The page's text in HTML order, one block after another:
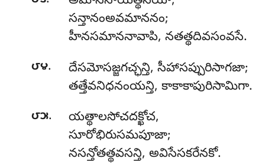
సన్తానంఅవమాననం;
హీనసమాననావాపి, నతత్థదివసంవసే.
౮౪.
దేసమోసజ్జగచ్ఛన్తి, సీహాసప్పురిసాగజా;
తత్తేవనిధనంయన్తి, కాకాకాపురిసామిగా.
౮౫. యత్థాలసోచదక్ఖోచ,
సూరోభిరుసమపూజా;
నసన్తోతత్థవసన్తి, అవిసేసకరేనకో.